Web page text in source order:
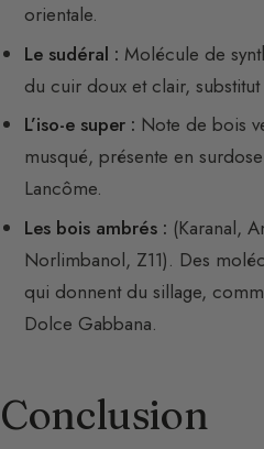
orientale.
Le sudéral : Molécule de
du cuir doux et clair,
L’iso-e super : Note de bois
musqué, présente en
Lancôme.
Les bois ambrés : (Karanal,
Norlimbanol, Z11). Des
qui donnent du sillage,
Dolce Gabbana.
Conclusion